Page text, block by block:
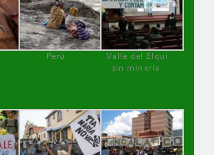
Perú
Valle del Elqui
sin minería.